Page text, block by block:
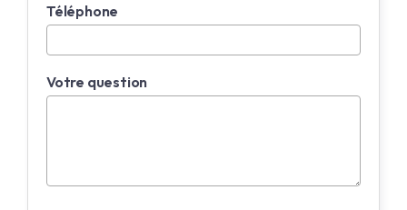
Téléphone
Votre question